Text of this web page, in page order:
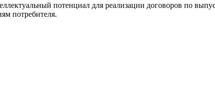
потенциал для реализации договоров по
потребителя.